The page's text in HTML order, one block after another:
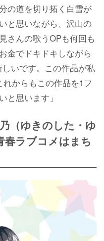
の道を切り拓く白雪が
と思いながら、沢山の
さんの歌うOPも何回も
金でドキドキしながら
いです。この作品が私
からもこの作品を1フ
と思います」
（ゆきのした・ゆ
春ラブコメはまち